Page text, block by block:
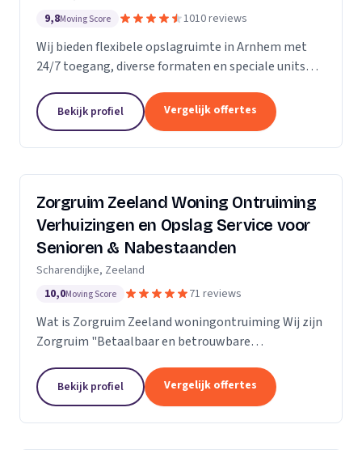
9,8Moving Score 1010 reviews
Wij bieden flexibele opslagruimte in Arnhem met
24/7 toegang, diverse formaten en speciale units
opslag.Bekijk profiel Vergelijk offertes
Zorgruim Zeeland Woning Ontruiming
Verhuizingen en Opslag Service voor
Senioren & Nabestaanden
Scharendijke, Zeeland
10,0Moving Score 71 reviews
Wat is Zorgruim Zeeland woningontruiming Wij zijn
Zorgruim "Betaalbaar en betrouwbare
kleine verhuizingen.” Onze Kwaliteit is namelijk zo
ongelofelijk...
Bekijk profiel Vergelijk offertes